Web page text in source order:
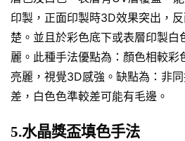
印製，正面印製時3D效果突出，
楚。並且於彩色底下或表層印製白
麗。此種手法優點為：顏色相較彩
亮麗，視覺3D感強。缺點為：非
差，白色色準較差可能有毛邊。
5.水晶獎盃填色手法